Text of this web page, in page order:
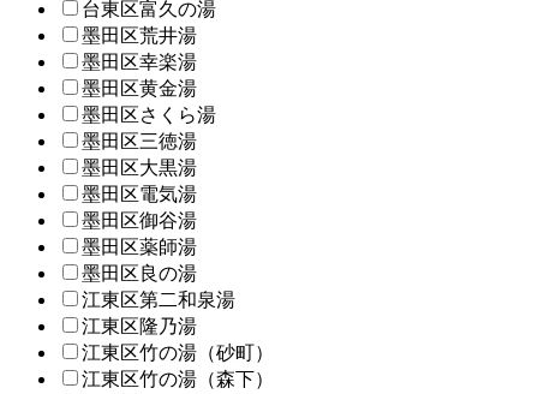
台東区富久の湯
墨田区荒井湯
墨田区幸楽湯
墨田区黄金湯
墨田区さくら湯
墨田区三徳湯
墨田区大黒湯
墨田区電気湯
墨田区御谷湯
墨田区薬師湯
墨田区良の湯
江東区第二和泉湯
江東区隆乃湯
江東区竹の湯（砂町）
江東区竹の湯（森下）